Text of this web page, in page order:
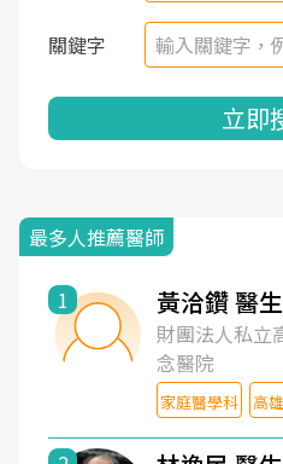
關鍵字
立即
最多人推薦醫師
1 黃洽鑽 醫生
財團法人私立
念醫院
家庭醫學科 高